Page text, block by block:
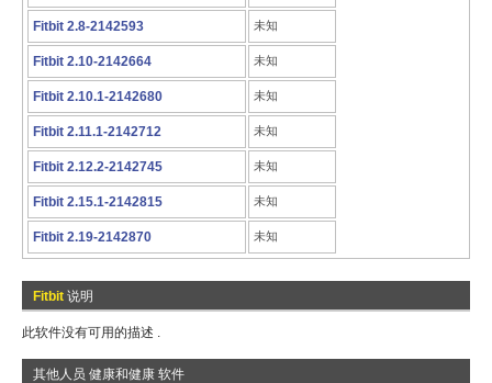
Fitbit 2.8-2142593 未知
Fitbit 2.10-2142664 未知
Fitbit 2.10.1-2142680 未知
Fitbit 2.11.1-2142712 未知
Fitbit 2.12.2-2142745 未知
Fitbit 2.15.1-2142815 未知
Fitbit 2.19-2142870 未知
Fitbit 说明
此软件没有可用的描述 .
其他人员 健康和健康 软件